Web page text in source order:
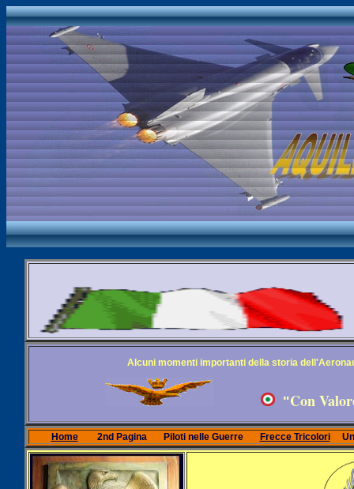
Alcuni momenti importanti della storia
"Con
Home 2nd Pagina Piloti nelle Guerre Frecce Tricolori